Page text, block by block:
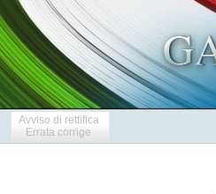
Avviso di rettifica
Errata corrige